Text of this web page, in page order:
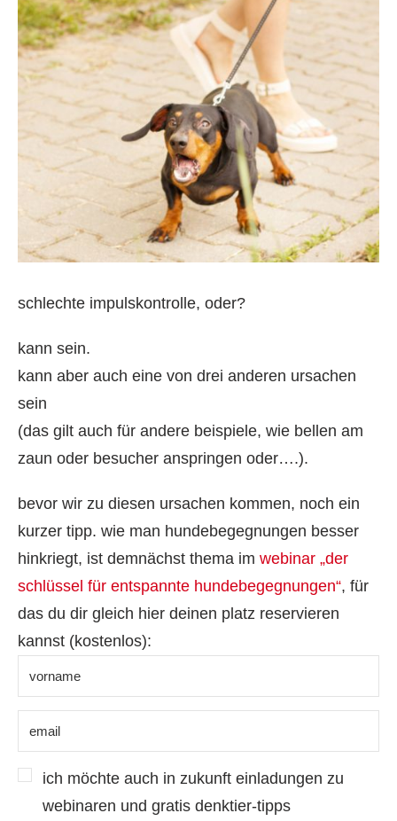
schlechte impulskontrolle, oder?
kann sein.
kann aber auch eine von drei anderen ursachen
sein
(das gilt auch für andere beispiele, wie bellen am
zaun oder besucher anspringen oder….).
bevor wir zu diesen ursachen kommen, noch ein
kurzer tipp. wie man hundebegegnungen besser
hinkriegt, ist demnächst thema im webinar „der
schlüssel für entspannte hundebegegnungen“, für
das du dir gleich hier deinen platz reservieren
kannst (kostenlos):
ich möchte auch in zukunft einladungen zu
webinaren und gratis denktier-tipps